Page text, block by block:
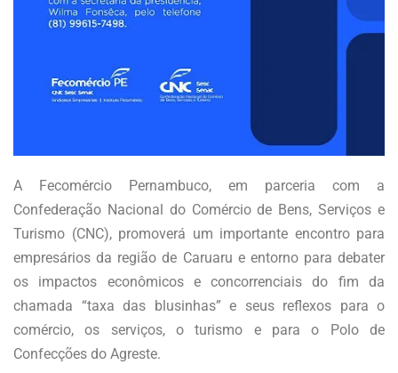
A Fecomércio Pernambuco, em parceria com a
Confederação Nacional do Comércio de Bens, Serviços e
Turismo (CNC), promoverá um importante encontro para
empresários da região de Caruaru e entorno para debater
os impactos econômicos e concorrenciais do fim da
chamada “taxa das blusinhas” e seus reflexos para o
comércio, os serviços, o turismo e para o Polo de
Confecções do Agreste.